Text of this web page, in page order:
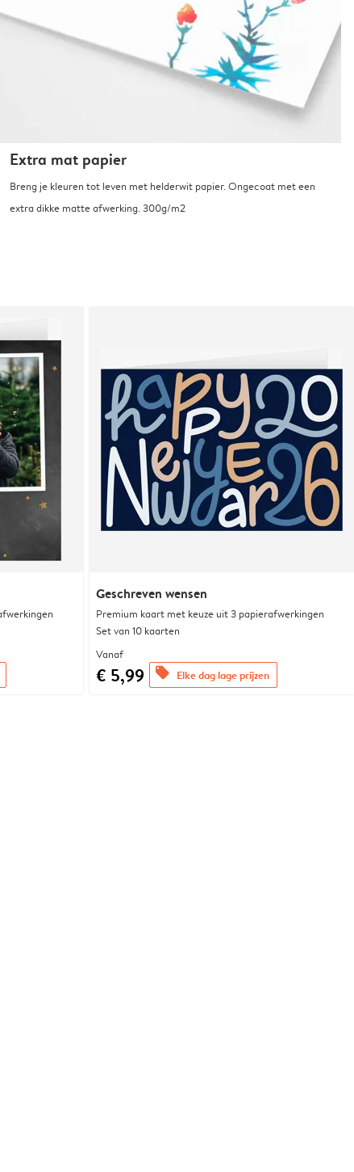
Extra mat papier
Breng je kleuren tot leven met helderwit papier. Ongecoat met een
extra dikke matte afwerking. 300g/m2
Geschreven wensen
Premium kaart met keuze uit 3 papierafwerkingen
Set van 10 kaarten
Vanaf
€ 5,99 offers Elke dag lage prijzen